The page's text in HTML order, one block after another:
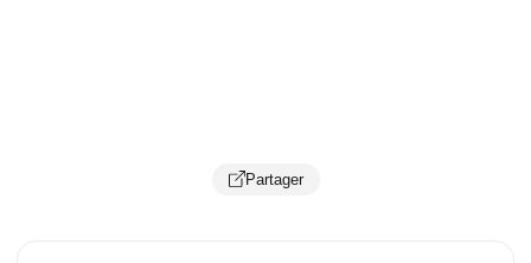
Partager